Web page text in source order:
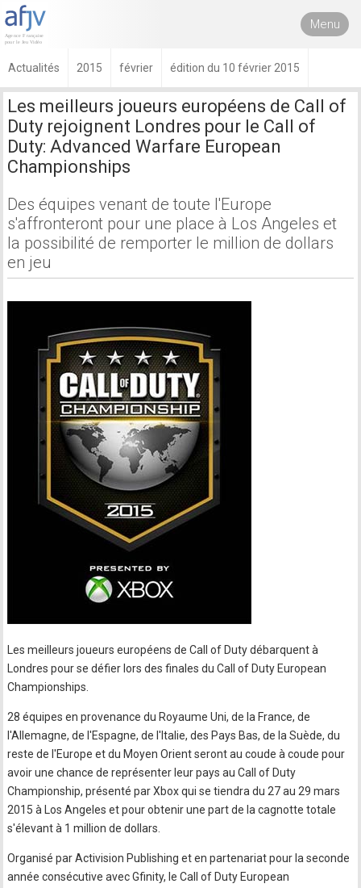
Menu
Actualités 2015 février édition du 10 février 2015
Les meilleurs joueurs européens de Call of
Duty rejoignent Londres pour le Call of
Duty: Advanced Warfare European
Championships
Des équipes venant de toute l'Europe
s'affronteront pour une place à Los Angeles et
la possibilité de remporter le million de dollars
en jeu
Les meilleurs joueurs européens de Call of Duty débarquent à
Londres pour se défier lors des finales du Call of Duty European
Championships.
28 équipes en provenance du Royaume Uni, de la France, de
l'Allemagne, de l'Espagne, de l'Italie, des Pays Bas, de la Suède, du
reste de l'Europe et du Moyen Orient seront au coude à coude pour
avoir une chance de représenter leur pays au Call of Duty
Championship, présenté par Xbox qui se tiendra du 27 au 29 mars
2015 à Los Angeles et pour obtenir une part de la cagnotte totale
s'élevant à 1 million de dollars.
Organisé par Activision Publishing et en partenariat pour la seconde
année consécutive avec Gfinity, le Call of Duty European